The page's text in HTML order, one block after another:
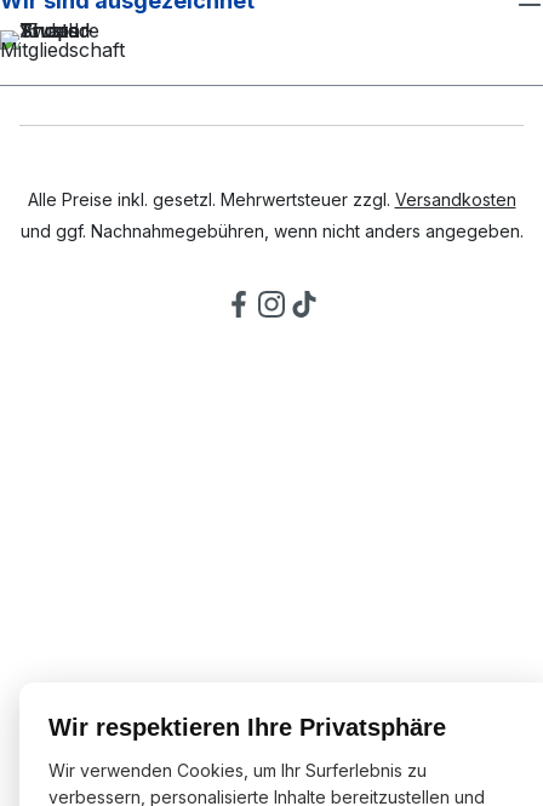
Alle Preise inkl. gesetzl. Mehrwertsteuer zzgl. Versandkosten
und ggf. Nachnahmegebühren, wenn nicht anders angegeben.
Wir respektieren Ihre Privatsphäre
Wir verwenden Cookies, um Ihr Surferlebnis zu
verbessern, personalisierte Inhalte bereitzustellen und